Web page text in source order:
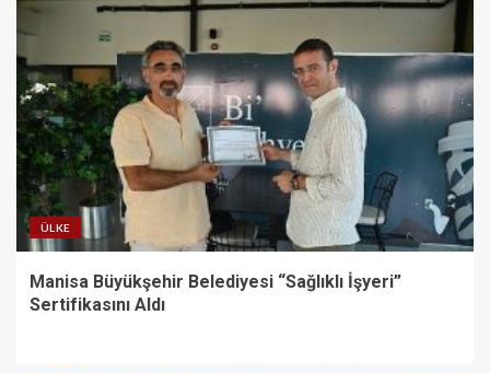
ÜLKE
Manisa Büyükşehir Belediyesi “Sağlıklı İşyeri”
Sertifikasını Aldı